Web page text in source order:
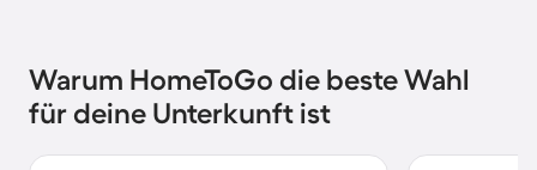
Warum HomeToGo die beste Wahl
für deine Unterkunft ist